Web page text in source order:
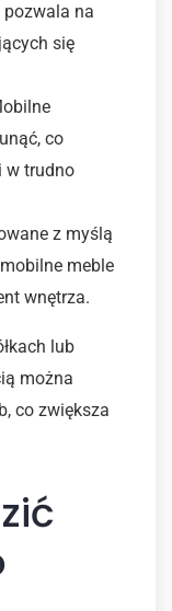
pozwala na
się
co
w trudno
z myślą
meble
wnętrza.
lub
można
co zwiększa